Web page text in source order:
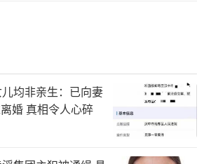
均非亲生：已向妻
婚 真相令人心碎